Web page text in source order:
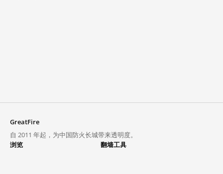
GreatFire
自 2011 年起，为中国防火长城带来透明度。
浏览
翻墙工具